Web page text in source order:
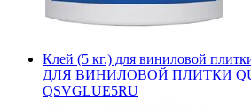
Клей (5 кг.) для виниловой
ДЛЯ ВИНИЛОВОЙ ПЛИТКИ
QSVGLUE5RU